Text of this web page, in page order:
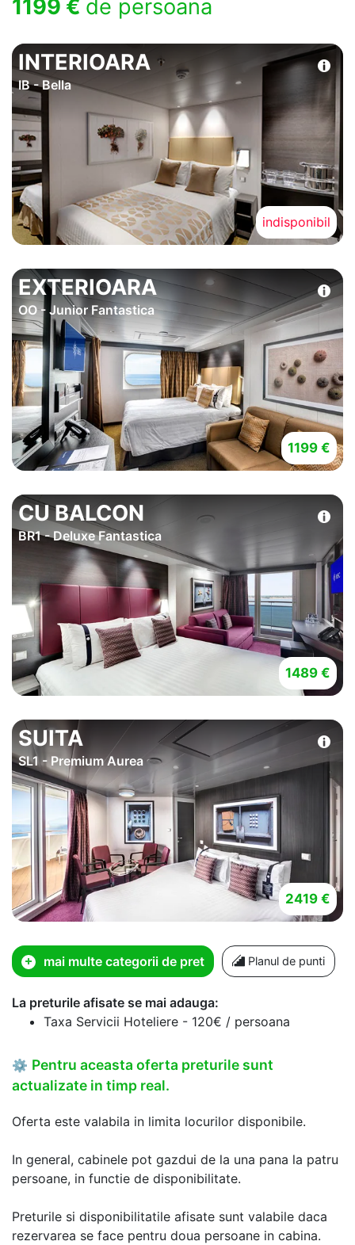
1199 € de persoana
INTERIOARA
IB - Bella
indisponibil
EXTERIOARA
OO - Junior Fantastica
1199 €
CU BALCON
BR1 - Deluxe Fantastica
1489 €
SUITA
SL1 - Premium Aurea
2419 €
mai multe categorii de pret Planul de punti
La preturile afisate se mai adauga:
Taxa Servicii Hoteliere - 120€ / persoana
⚙ Pentru aceasta oferta preturile sunt
actualizate in timp real.
Oferta este valabila in limita locurilor disponibile.
In general, cabinele pot gazdui de la una pana la patru
persoane, in functie de disponibilitate.
Preturile si disponibilitatile afisate sunt valabile daca
rezervarea se face pentru doua persoane in cabina.